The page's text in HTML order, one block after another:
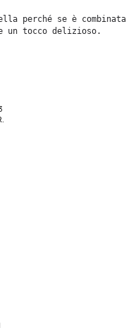
perché se è combinata
un tocco delizioso.